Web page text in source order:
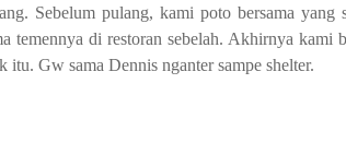
Sebelum pulang, kami poto bersama yang
temennya di restoran sebelah. Akhirnya kami
itu. Gw sama Dennis nganter sampe shelter.